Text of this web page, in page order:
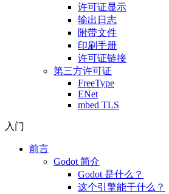
许可证显示
输出日志
附带文件
印刷手册
许可证链接
第三方许可证
FreeType
ENet
mbed TLS
入门
前言
Godot 简介
Godot 是什么？
这个引擎能干什么？